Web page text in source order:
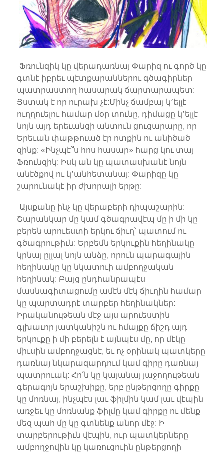
Ֆռունզիկ կը վերադառնայ Փարիզ ու գործ կը
գտնէ իբրեւ պէտքարաններու գծագիրներ
պատրաստող հասարակ ճարտարապետ:
Յստակ է որ ուրախ չէ:Մինչ ճամբայ կ՚ելլէ
ուղղուելու համար մօր տունը, դիմացը կ՚ելլէ
նոյն այդ երեւանցի անտուն ցուցարարը, որ
Երեւան փաթթուած էր ոտքին ու անիծած
զինք: «Ինչպէ՞ս հոս հասար» հարց կու տայ
Ֆռունզիկ: Իսկ ան կը պատասխանէ նոյն
անէծքով ու կ՚անհետանայ: Փարիզը կը
շարունակէ իր ժխորալի երթը:
Այսքանը ինչ կը վերաբերի դիպաշարին:
Շարանկար մը կամ գծագրավէպ մը ի մի կը
բերեն արուեստի երկու ճիւղ՝ պատում ու
գծագրութիւն: Երբեմն երկուքին հեղինակը
կրնայ ըլլալ նոյն անձը, որուն պարագային
հեղինակը կը նկատուի ամբողջական
հեղինակ: Բայց ընդհանրապէս
մասնագիտացումը ամէն մէկ ճիւղին համար
կը պարտադրէ տարբեր հեղինակներ:
Իրականութեան մէջ այս արուեստին
գլխաւոր յատկանիշն ու հմայքը ճիշդ այդ
երկուքը ի մի բերելն է այնպէս մը, որ մէկը
միւսին ամբողջացնէ, եւ ոչ օրինակ պատկերը
դառնայ նկարազարդում կամ գիրը դառնայ
պատրուակ: Հո՛ն կը կայանայ յաջողութեան
գերագոյն երաշխիքը, երբ ընթերցողը գիրքը
կը մոռնայ, ինչպէս լաւ ֆիլմին կամ լաւ վէպին
առջեւ կը մոռնանք ֆիլմը կամ գիրքը ու մենք
մեզ պահ մը կը գտնենք անոր մէջ: Ի
տարբերութիւն վէպին, ուր պատկերները
ամբողջովին կը կառուցուին ընթերցողի